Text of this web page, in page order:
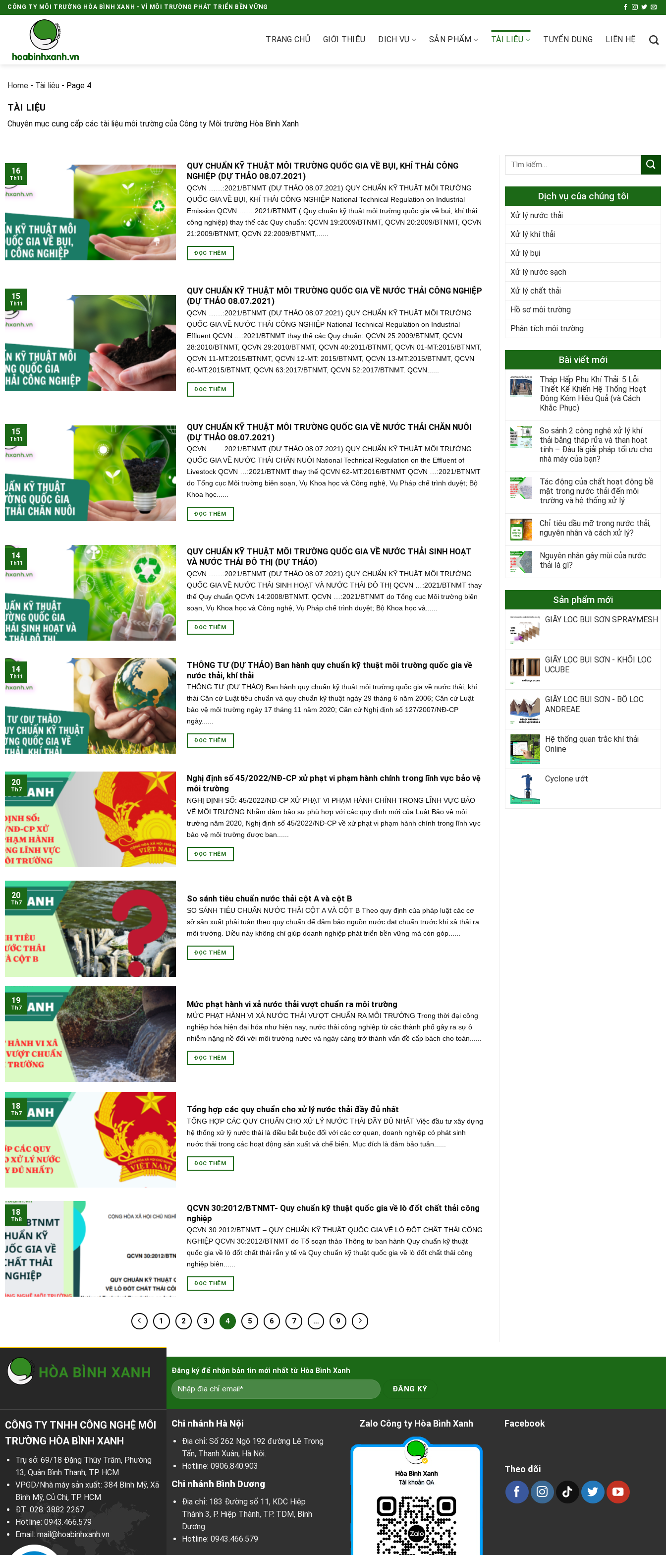
Skip
to
CÔNG TY MÔI TRƯỜNG HÒA BÌNH XANH - VÌ MÔI TRƯỜNG PHÁT TRIỂN BỀN VỮNG
TRANG CHỦ GIỚI THIỆU DỊCH VỤ SẢN PHẨM TÀI LIỆU TUYỂN DỤNG LIÊN HỆ
Home - Tài liệu - Page 4
TÀI LIỆU
Chuyên mục cung cấp các tài liệu môi trường của Công ty Môi trường Hòa Bình Xanh
QUY CHUẨN KỸ THUẬT MÔI TRƯỜNG QUỐC GIA VỀ BỤI, KHÍ THẢI CÔNG
NGHIỆP (DỰ THẢO 08.07.2021)
QCVN ……:2021/BTNMT (DỰ THẢO 08.07.2021) QUY CHUẨN KỸ THUẬT MÔI TRƯỜNG
QUỐC GIA VỀ BỤI, KHÍ THẢI CÔNG NGHIỆP National Technical Regulation on Industrial
Emission QCVN ……:2021/BTNMT ( Quy chuẩn kỹ thuật môi trường quốc gia về bụi, khí thải
công nghiệp) thay thế các Quy chuẩn: QCVN 19:2009/BTNMT, QCVN 20:2009/BTNMT, QCVN
21:2009/BTNMT, QCVN 22:2009/BTNMT,......
ĐỌC THÊM
16
Th11
QUY CHUẨN KỸ THUẬT MÔI TRƯỜNG QUỐC GIA VỀ NƯỚC THẢI CÔNG NGHIỆP
(DỰ THẢO 08.07.2021)
QCVN ……:2021/BTNMT (DỰ THẢO 08.07.2021) QUY CHUẨN KỸ THUẬT MÔI TRƯỜNG
QUỐC GIA VỀ NƯỚC THẢI CÔNG NGHIỆP National Technical Regulation on Industrial
Effluent QCVN …:2021/BTNMT thay thế các Quy chuẩn: QCVN 25:2009/BTNMT, QCVN
28:2010/BTNMT, QCVN 29:2010/BTNMT, QCVN 40:2011/BTNMT, QCVN 01-MT:2015/BTNMT,
QCVN 11-MT:2015/BTNMT, QCVN 12-MT: 2015/BTNMT, QCVN 13-MT:2015/BTNMT, QCVN
60-MT:2015/BTNMT, QCVN 63:2017/BTNMT, QCVN 52:2017/BTNMT. QCVN......
ĐỌC THÊM
15
Th11
QUY CHUẨN KỸ THUẬT MÔI TRƯỜNG QUỐC GIA VỀ NƯỚC THẢI CHĂN NUÔI
(DỰ THẢO 08.07.2021)
QCVN ……:2021/BTNMT (DỰ THẢO 08.07.2021) QUY CHUẨN KỸ THUẬT MÔI TRƯỜNG
QUỐC GIA VỀ NƯỚC THẢI CHĂN NUÔI National Technical Regulation on the Effluent of
Livestock QCVN …:2021/BTNMT thay thế QCVN 62-MT:2016/BTNMT QCVN …:2021/BTNMT
do Tổng cục Môi trường biên soạn, Vụ Khoa học và Công nghệ, Vụ Pháp chế trình duyệt; Bộ
Khoa học......
ĐỌC THÊM
15
Th11
QUY CHUẨN KỸ THUẬT MÔI TRƯỜNG QUỐC GIA VỀ NƯỚC THẢI SINH HOẠT
VÀ NƯỚC THẢI ĐÔ THỊ (DỰ THẢO)
QCVN ……:2021/BTNMT (DỰ THẢO 08.07.2021) QUY CHUẨN KỸ THUẬT MÔI TRƯỜNG
QUỐC GIA VỀ NƯỚC THẢI SINH HOẠT VÀ NƯỚC THẢI ĐÔ THỊ QCVN …:2021/BTNMT thay
thế Quy chuẩn QCVN 14:2008/BTNMT. QCVN …:2021/BTNMT do Tổng cục Môi trường biên
soạn, Vụ Khoa học và Công nghệ, Vụ Pháp chế trình duyệt; Bộ Khoa học và......
ĐỌC THÊM
14
Th11
THÔNG TƯ (DỰ THẢO) Ban hành quy chuẩn kỹ thuật môi trường quốc gia về
nước thải, khí thải
THÔNG TƯ (DỰ THẢO) Ban hành quy chuẩn kỹ thuật môi trường quốc gia về nước thải, khí
thải Căn cứ Luật tiêu chuẩn và quy chuẩn kỹ thuật ngày 29 tháng 6 năm 2006; Căn cứ Luật
bảo vệ môi trường ngày 17 tháng 11 năm 2020; Căn cứ Nghị định số 127/2007/NĐ-CP
ngày......
ĐỌC THÊM
14
Th11
Nghị định số 45/2022/NĐ-CP xử phạt vi phạm hành chính trong lĩnh vực bảo vệ
môi trường
NGHỊ ĐỊNH SỐ: 45/2022/NĐ-CP XỬ PHẠT VI PHẠM HÀNH CHÍNH TRONG LĨNH VỰC BẢO
VỆ MÔI TRƯỜNG Nhằm đảm bảo sự phù hợp với các quy định mới của Luật Bảo vệ môi
trường năm 2020, Nghị định số 45/2022/NĐ-CP về xử phạt vi phạm hành chính trong lĩnh vực
bảo vệ môi trường được ban......
ĐỌC THÊM
20
Th7
So sánh tiêu chuẩn nước thải cột A và cột B
SO SÁNH TIÊU CHUẨN NƯỚC THẢI CỘT A VÀ CỘT B Theo quy định của pháp luật các cơ
sở sản xuất phải tuân theo quy chuẩn để đảm bảo nguồn nước đạt chuẩn trước khi xả thải ra
môi trường. Điều này không chỉ giúp doanh nghiệp phát triển bền vững mà còn góp......
ĐỌC THÊM
20
Th7
Mức phạt hành vi xả nước thải vượt chuẩn ra môi trường
MỨC PHẠT HÀNH VI XẢ NƯỚC THẢI VƯỢT CHUẨN RA MÔI TRƯỜNG Trong thời đại công
nghiệp hóa hiện đại hóa như hiện nay, nước thải công nghiệp từ các thành phố gây ra sự ô
nhiễm nặng nề đối với môi trường nước và ngày càng trở thành vấn đề cấp bách cho toàn......
ĐỌC THÊM
19
Th7
Tổng hợp các quy chuẩn cho xử lý nước thải đầy đủ nhất
TỔNG HỢP CÁC QUY CHUẨN CHO XỬ LÝ NƯỚC THẢI ĐẦY ĐỦ NHẤT Việc đầu tư xây dựng
hệ thống xử lý nước thải là điều bắt buộc đối với các cơ quan, doanh nghiệp có phát sinh
nước thải trong các hoạt động sản xuất và chế biến. Mục đích là đảm bảo tuân......
ĐỌC THÊM
18
Th7
QCVN 30:2012/BTNMT- Quy chuẩn kỹ thuật quốc gia về lò đốt chất thải công
nghiệp
QCVN 30:2012/BTNMT – QUY CHUẨN KỸ THUẬT QUỐC GIA VỀ LÒ ĐỐT CHẤT THẢI CÔNG
NGHIỆP QCVN 30:2012/BTNMT do Tổ soạn thảo Thông tư ban hành Quy chuẩn kỹ thuật
quốc gia về lò đốt chất thải rắn y tế và Quy chuẩn kỹ thuật quốc gia về lò đốt chất thải công
nghiệp biên......
ĐỌC THÊM
18
Th8
1 2 3 4 5 6 7 … 9
Dịch vụ của chúng tôi
Xử lý nước thải
Xử lý khí thải
Xử lý bụi
Xử lý nước sạch
Xử lý chất thải
Hồ sơ môi trường
Phân tích môi trường
Bài viết mới
Tháp Hấp Phụ Khí Thải: 5 Lỗi
Thiết Kế Khiến Hệ Thống Hoạt
Động Kém Hiệu Quả (và Cách
Khắc Phục)
So sánh 2 công nghệ xử lý khí
thải bằng tháp rửa và than hoạt
tính – Đâu là giải pháp tối ưu cho
nhà máy của bạn?
Tác động của chất hoạt động bề
mặt trong nước thải đến môi
trường và hệ thống xử lý
Chỉ tiêu dầu mỡ trong nước thải,
nguyên nhân và cách xử lý?
Nguyên nhân gây mùi của nước
thải là gì?
Sản phẩm mới
GIẤY LỌC BỤI SƠN SPRAYMESH
GIẤY LỌC BỤI SƠN - KHỐI LỌC
UCUBE
GIẤY LỌC BỤI SƠN - BỘ LỌC
ANDREAE
Hệ thống quan trắc khí thải
Online
Cyclone ướt
Đăng ký để nhận bản tin mới nhất từ Hòa Bình Xanh
CÔNG TY TNHH CÔNG NGHỆ MÔI
TRƯỜNG HÒA BÌNH XANH
Trụ sở: 69/18 Đặng Thùy Trâm, Phường
13, Quận Bình Thạnh, TP. HCM
VPGD/Nhà máy sản xuất: 384 Bình Mỹ, Xã
Bình Mỹ, Củ Chi, TP. HCM
ĐT: 028. 3882 2267
Hotline: 0943.466.579
Email: mail@hoabinhxanh.vn
Chi nhánh Hà Nội
Địa chỉ: Số 262 Ngõ 192 đường Lê Trọng
Tấn, Thanh Xuân, Hà Nội.
Hotline: 0906.840.903
Chi nhánh Bình Dương
Địa chỉ: 183 Đường số 11, KDC Hiệp
Thành 3, P. Hiệp Thành, TP. TDM, Bình
Dương
Hotline: 0943.466.579
Zalo Công ty Hòa Bình Xanh Facebook
Theo dõi